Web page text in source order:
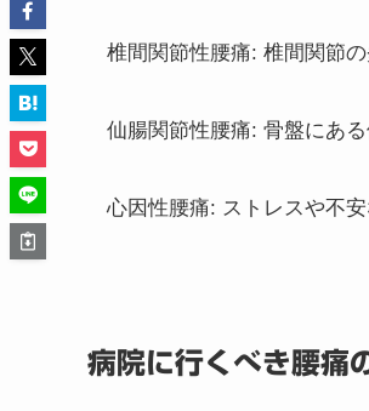
椎間関節性腰痛: 椎間関節
仙腸関節性腰痛: 骨盤にあ
心因性腰痛: ストレスや不
病院に行くべき腰痛